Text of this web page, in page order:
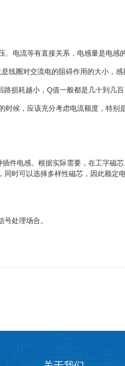
电流等有直接关系，电感量是电感
线圈对交流电的阻碍作用的大小，感
损耗越小，Q值一般都是几十到几
候，应该充分考虑电流额度，特别
件电感。根据实际需要，在工字
时可以选择多样性磁芯，因此额
处理场合。